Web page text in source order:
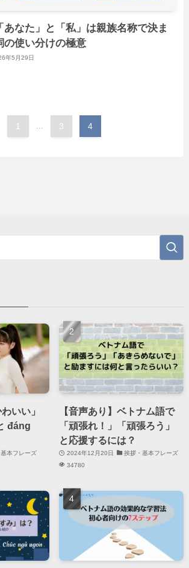
あなた」と「私」は親族名称で決ま
の使い分けの極意
年5月29日
1 ... 3 4
いい」
đáng
本フレーズ
【音声あり】ベトナム語で
「頑張れ！」「頑張ろう」
と応援するには？
2024年12月20日
挨拶・基本フレーズ
34780